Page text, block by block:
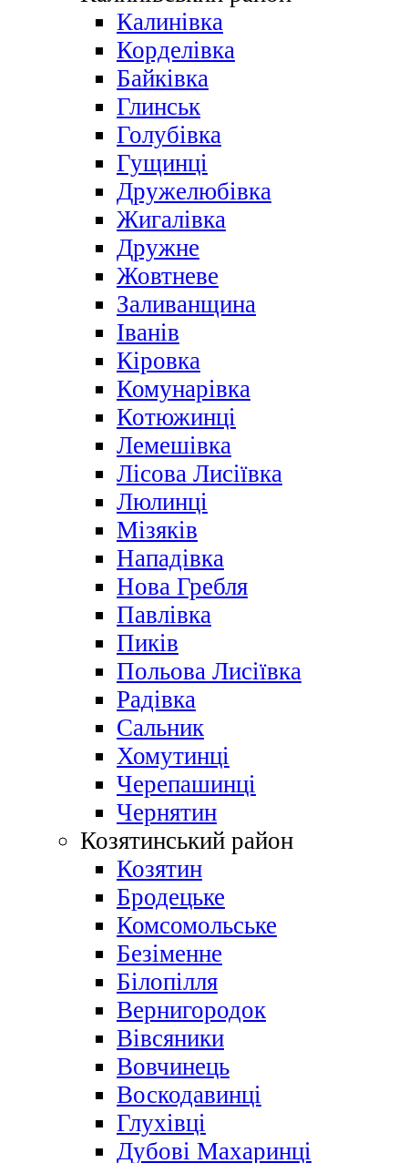
Калинівка
Корделівка
Байківка
Глинськ
Голубівка
Гущинці
Дружелюбівка
Жигалівка
Дружне
Жовтневе
Заливанщина
Іванів
Кіровка
Комунарівка
Котюжинці
Лемешівка
Лісова Лисіївка
Люлинці
Мізяків
Нападівка
Нова Гребля
Павлівка
Пиків
Польова Лисіївка
Радівка
Сальник
Хомутинці
Черепашинці
Чернятин
Козятинський район
Козятин
Бродецьке
Комсомольське
Безіменне
Білопілля
Вернигородок
Вівсяники
Вовчинець
Воскодавинці
Глухівці
Дубові Махаринці